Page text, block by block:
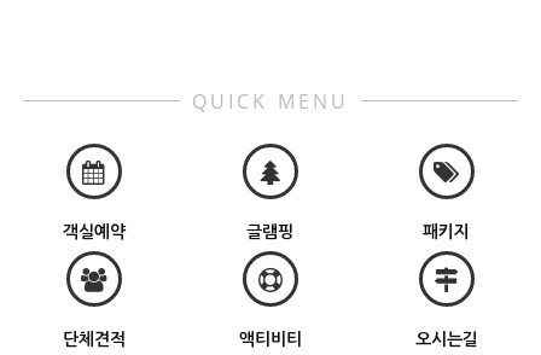
QUICK MENU
객실예약 글램핑 패키지
단체견적 액티비티 오시는길